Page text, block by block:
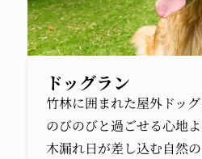
ドッグラン
竹林に囲まれた屋外ドッ
のびのびと過ごせる心地よ
木漏れ日が差し込む自然